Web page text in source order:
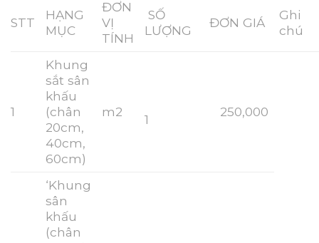
STT
HẠNG
MỤC
ĐƠN
VỊ
TÍNH
SỐ
LƯỢNG
ĐƠN GIÁ
Ghi
chú
1
Khung
sắt sân
khấu
(chân
20cm,
40cm,
60cm)
m2
1
250,000
‘Khung
sân
khấu
(chân